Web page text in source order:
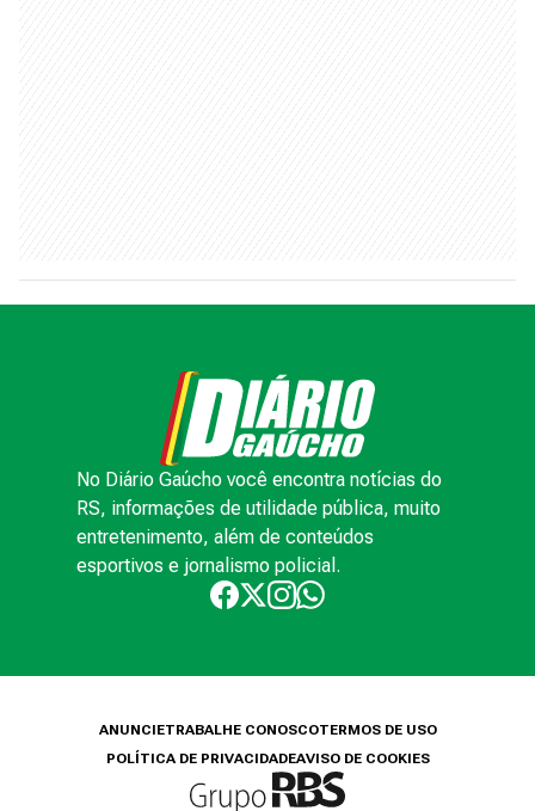
No Diário Gaúcho você encontra notícias do
RS, informações de utilidade pública, muito
entretenimento, além de conteúdos
esportivos e jornalismo policial.
ANUNCIETRABALHE CONOSCOTERMOS DE USO
POLÍTICA DE PRIVACIDADEAVISO DE COOKIES